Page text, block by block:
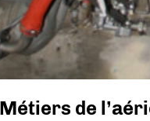
Métiers de